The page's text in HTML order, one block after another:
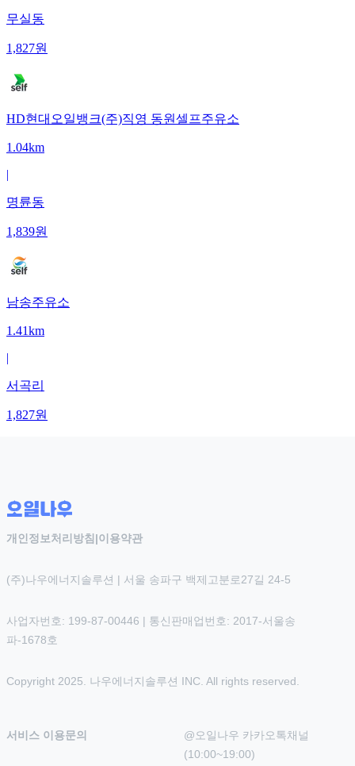
무실동
1,827원
HD현대오일뱅크(주)직영 동원셀프주유소
1.04km
|
명륜동
1,839원
남송주유소
1.41km
|
서곡리
1,827원
개인정보처리방침 |이용약관
(주)나우에너지솔루션 | 서울 송파구 백제고분로27길 24-5
사업자번호: 199-87-00446 | 통신판매업번호: 2017-서울송
파-1678호
Copyright 2025. 나우에너지솔루션 INC. All rights reserved.
서비스 이용문의
@오일나우 카카오톡채널
(10:00~19:00)